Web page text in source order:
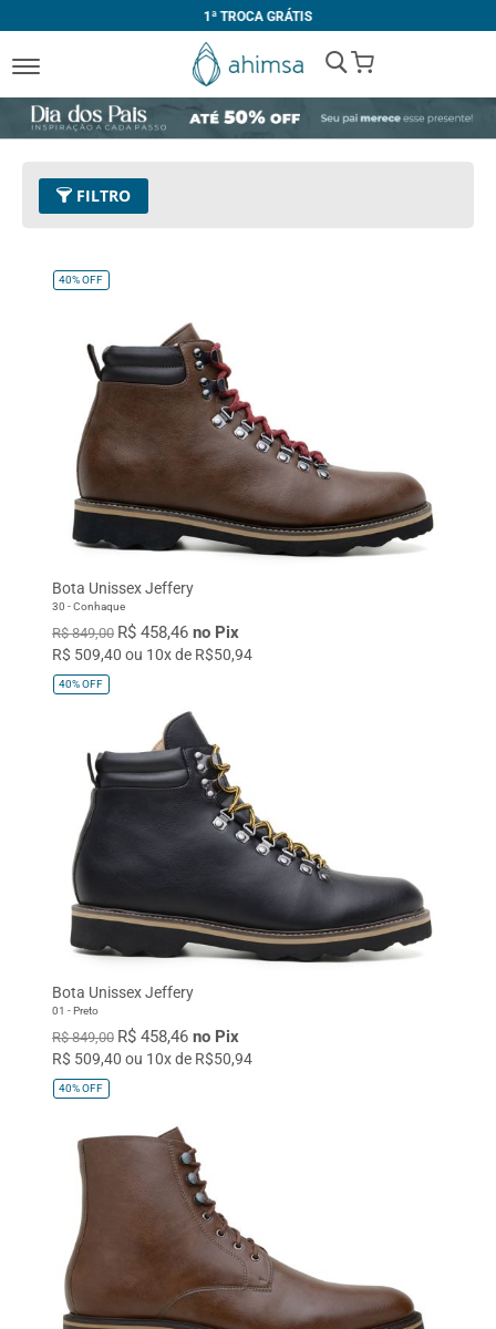
1ª TROCA GRÁTIS
My Cart
FILTRO
Tamanho
Limpar Tudo
Conhaque
40%OFF
Bota Unissex Jeffery
30 - Conhaque
R$ 849,00 R$ 458,46 no Pix
R$ 509,40 ou 10x de R$50,94
40%OFF
Bota Unissex Jeffery
01 - Preto
R$ 849,00 R$ 458,46 no Pix
R$ 509,40 ou 10x de R$50,94
40%OFF